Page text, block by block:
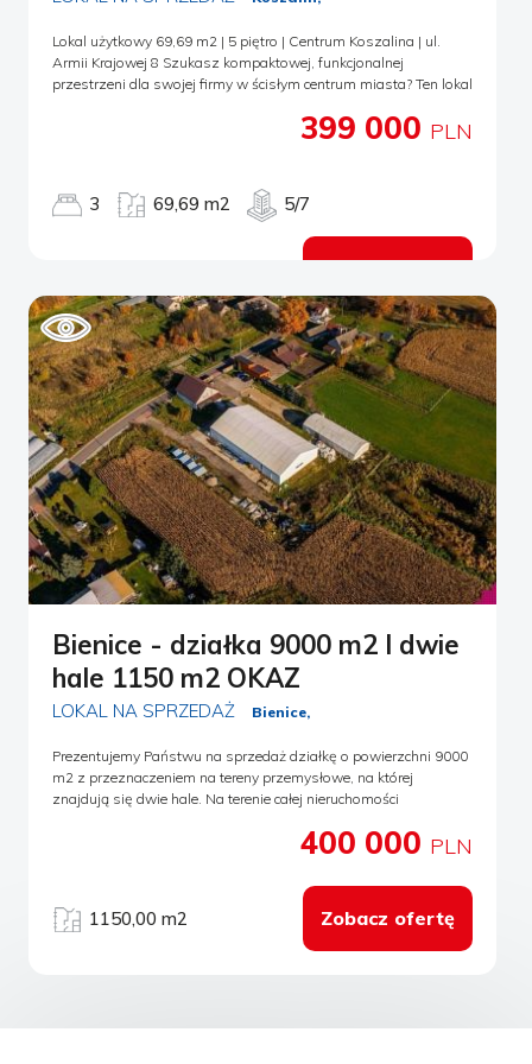
zapytaj agenta odpowiedzialnego za to ogłoszenie. Chcesz
szybko sprzedać mieszkanie, dom, lokal, pozbyć się problemu,
ponieważ potrzebujesz pieniędzy? Podziel się z nami
informacją, jaką nieruchomość chciałbyś sprzedać,
skontaktujemy się z Tobą i omówimy szczegóły. Decyzję o
zakupie podejmujemy najszybciej jak to możliwe. Skupujemy
nieruchomości w każdym stanie technicznym, także zadłużone i
wyłącznie informacyjny. Nie stanowią one oferty w rozumieniu
art. 66 i n. ustawy z dnia 23. 04. 1964 r. Kodeks cywilny (Dz.U.
1964 r. Nr 16, poz. 93, ze zmianami.). Oferta wysłana z
Lokal użytkowy 69,69 m2 | 5 piętro | Centrum Koszalina | ul.
Armii Krajowej 8 Szukasz kompaktowej, funkcjonalnej
przestrzeni dla swojej firmy w ścisłym centrum miasta? Ten lokal
pracuje na Twój biznes centrum Koszalinanaprzeciwko dworca
bezpośrednim otoczeniu To miejsce, do którego klienci trafią bez
problemu - samochodem, autobusem czy pieszo. O lokalu
powierzchnia: 69,69 m25 piętro budynku biurowo-
zaprojektowania przestrzeni pod konkretną działalność Idealny
na: biuro księgowe, projektowe, marketingowekancelarięgabinet
terapeutyczny, coachingowypracownię specjalistycznąsiedzibę
firmy IT lub start-upu Opcja "pod klucz` Jeśli nie chcesz
zajmować się remontem - istnieje możliwość ustalenia
standardu wykończenia i zakupu lokalu już przygotowanego do
pracy. To realna oszczędność czasu i szybkie uruchomienie
działalności. Dlaczego warto? To rozsądny metraż - nie generuje
wysokich kosztów utrzymania, a jednocześnie daje komfort
pracy kilkuosobowemu zespołowi. Lokalizacja zapewnia prestiż,
a możliwość aranżacji daje kontrolę nad budżetem inwestycji.
Zadzwoń i umów się na prezentację. Zobacz przestrzeń i oceń,
jak może pracować na rozwój Twojej firmy.
399 000 PLN
3 69,69 m2 5/7
Bienice - działka 9000 m2 I dwie
hale 1150 m2 OKAZ
LOKAL NA SPRZEDAŻ Bienice,
Prezentujemy Państwu na sprzedaż działkę o powierzchni 9000
m2 z przeznaczeniem na tereny przemysłowe, na której
znajdują się dwie hale. Na terenie całej nieruchomości
pojazdów o masie powyżej kilkunastu-kilkudziesięciu ton.
Mniejsza hala o powierzchni 270 m2, o wymiarach 10m x 27m x
3.5m oraz wysokości szczytowej 5m. Konstrukcja stalowa,
pokryta plandeką. Większa hala o powierzchni 880 m2, i
wymiarach 22m x 40m x 5 m oraz wysokości szczytowej 8.5 m.
Cała nieruchomość ogrodzona, zagospodarowana. Brama na
400 000 PLN
1150,00 m2 Zobacz ofertę